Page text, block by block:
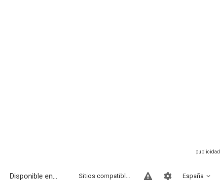
Disponible en... España
Sitios compatibles